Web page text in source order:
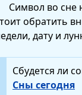
Символ во сне
обратить
дату и
Сбудется ли
Сны сегодня